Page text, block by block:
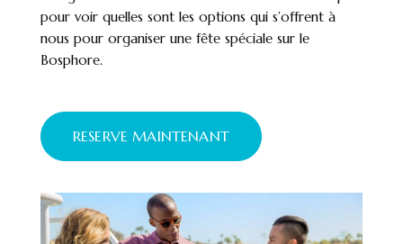
pour voir quelles sont les options qui s’offrent à
nous pour organiser une fête spéciale sur le
Bosphore.
RESERVE MAINTENANT